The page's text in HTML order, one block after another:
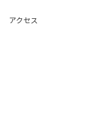
アクセス